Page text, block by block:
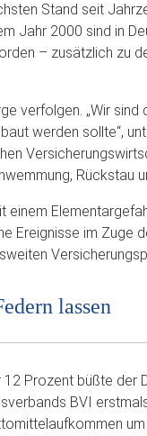
Stand seit
Jahr 2000 sind in
– zusätzlich zu
verfolgen. „Wir sind
werden sollte“,
Rückstau
einem
Ereignisse im Zuge
lassen
Prozent büßte der
BVI